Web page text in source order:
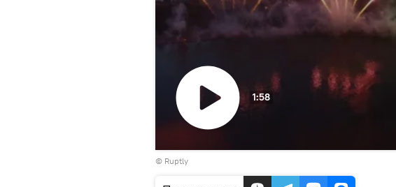
Воспроизвести
1:58
© Ruptly